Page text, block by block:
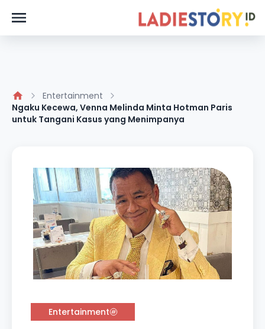
Entertainment
Ngaku Kecewa, Venna Melinda Minta Hotman Paris
untuk Tangani Kasus yang Menimpanya
Entertainment